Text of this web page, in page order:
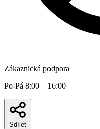
Zákaznická podpora
Po-Pá 8:00 – 16:00
Sdílet